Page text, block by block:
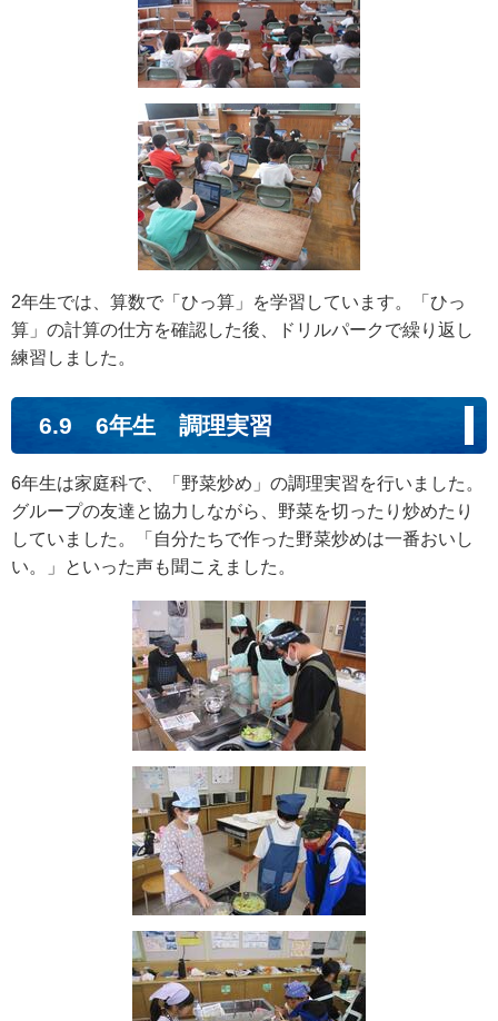
2年生では、算数で「ひっ算」を学習しています。「ひっ
算」の計算の仕方を確認した後、ドリルパークで繰り返し
練習しました。
6.9 6年生 調理実習
6年生は家庭科で、「野菜炒め」の調理実習を行いました。
グループの友達と協力しながら、野菜を切ったり炒めたり
していました。「自分たちで作った野菜炒めは一番おいし
い。」といった声も聞こえました。